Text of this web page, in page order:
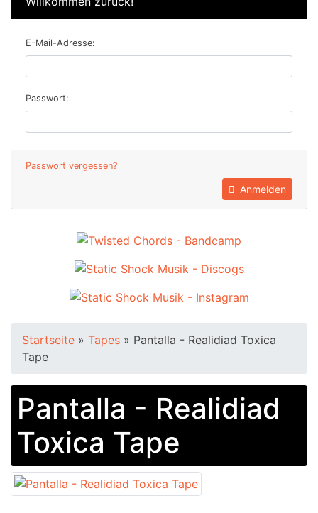
E-Mail-Adresse:
Passwort:
Passwort vergessen?
Anmelden
Startseite » Tapes » Pantalla - Realidiad Toxica
Tape
Pantalla - Realidiad
Toxica Tape